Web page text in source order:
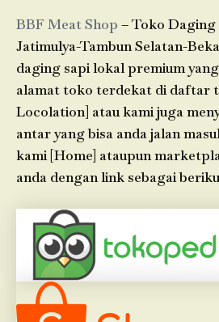
BBF Meat Shop – Toko
Jatimulya-Tambun Selatan-
daging sapi lokal premium
alamat toko terdekat di daftar
Locolation] atau kami juga
antar yang bisa anda jalan
kami [Home] ataupun
anda dengan link sebagai